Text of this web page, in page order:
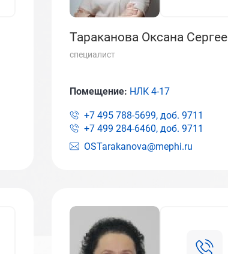
Тараканова Оксана
специалист
OSTarakanova@mephi.ru
Помещение: НЛК 4-17
+7 495 788-5699, доб. 9711
+7 499 284-6460, доб. 9711